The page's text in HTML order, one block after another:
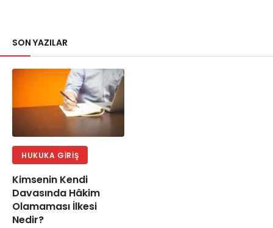
SON YAZILAR
HUKUKA GIRIŞ
Kimsenin Kendi
Davasında Hâkim
Olamaması İlkesi
Nedir?